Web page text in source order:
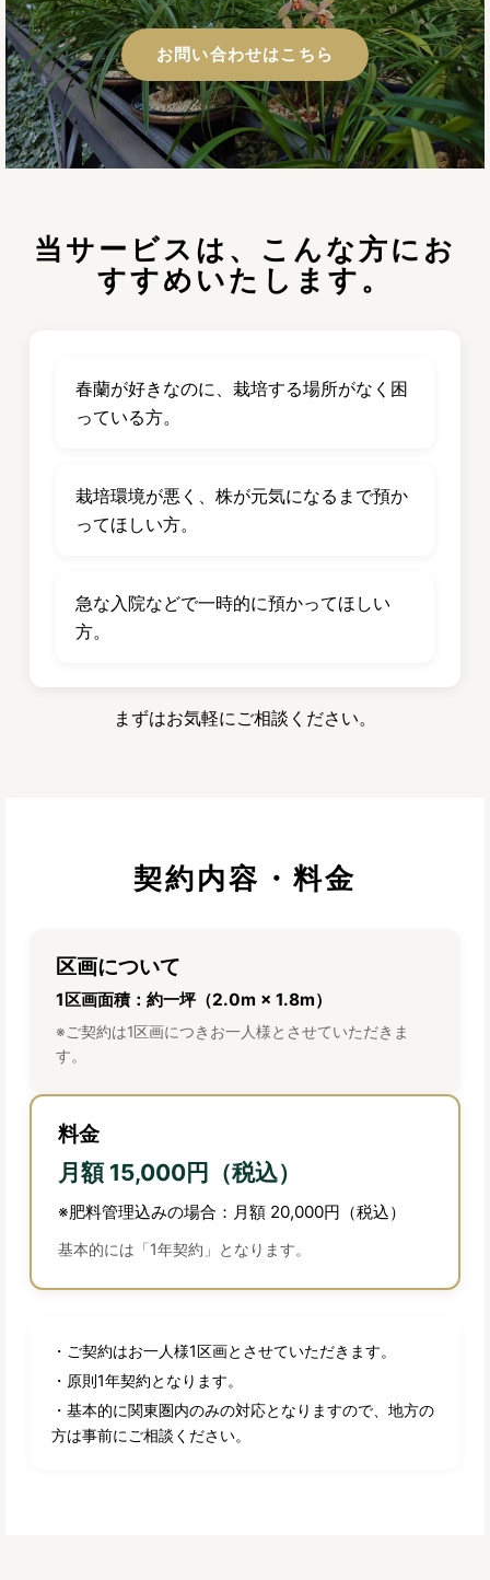
お問い合わせはこちら
当サービスは、こんな方にお
すすめいたします。
春蘭が好きなのに、栽培する場所がなく困
っている方。
栽培環境が悪く、株が元気になるまで預か
ってほしい方。
急な入院などで一時的に預かってほしい
方。
まずはお気軽にご相談ください。
契約内容・料金
区画について
1区画面積：約一坪（2.0m × 1.8m）
※ご契約は1区画につきお一人様とさせていただきま
す。
料金
月額 15,000円（税込）
※肥料管理込みの場合：月額 20,000円（税込）
基本的には「1年契約」となります。
・ご契約はお一人様1区画とさせていただきます。
・原則1年契約となります。
・基本的に関東圏内のみの対応となりますので、地方の
方は事前にご相談ください。